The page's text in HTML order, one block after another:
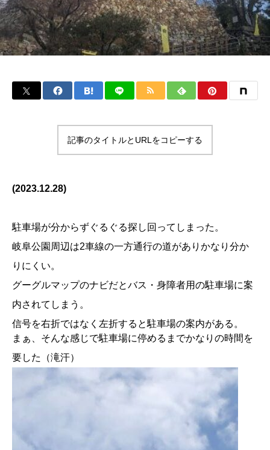
記事のタイトルとURLをコピーする
(2023.12.28)
駐車場が分からずぐるぐる探し回ってしまった。
岐阜公園周辺は2車線の一方通行の道がありかなり分か
りにくい。
グーグルマップのナビだとバス・身障者用の駐車場に案
内されてしまう。
信号を右折ではなく左折すると駐車場の案内がある。
まぁ、そんな感じで駐車場に停めるまでかなりの時間を
要した（滝汗）